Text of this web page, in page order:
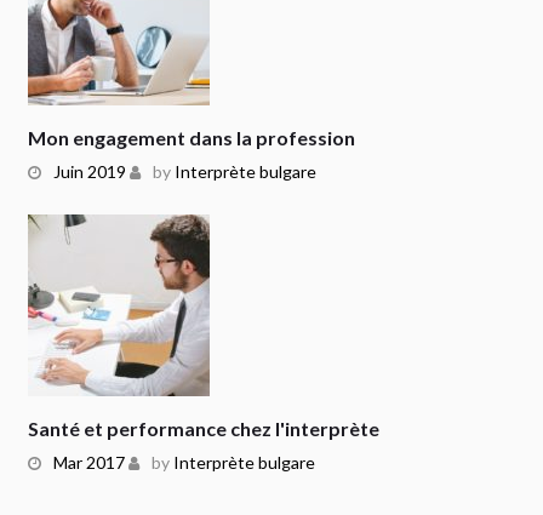
Juin 2019 by Interprète bulgare
Mon engagement dans la profession
Mar 2017 by Interprète bulgare
Santé et performance chez l'interprète